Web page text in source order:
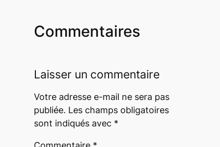
Commentaires
Laisser un commentaire
Votre adresse e-mail ne sera pas
publiée. Les champs obligatoires
sont indiqués avec *